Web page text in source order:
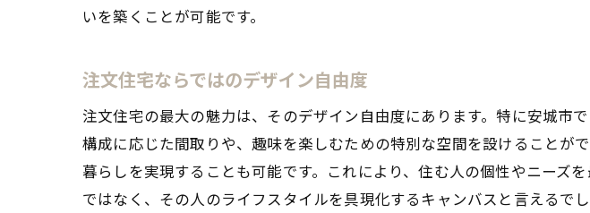
住まいの改善点を見つける
将来のプラン変更に対応す
注文住宅で理想の住まいを実
土地選びの基礎知識
いを築くことが可能です。
注文住宅ならではのデザイン自由度
注文住宅の最大の魅力は、そのデザイン自由度にあります。特に安城市
構成に応じた間取りや、趣味を楽しむための特別な空間を設けることが
暮らしを実現することも可能です。これにより、住む人の個性やニーズ
ではなく、その人のライフスタイルを具現化するキャンバスと言えるでし